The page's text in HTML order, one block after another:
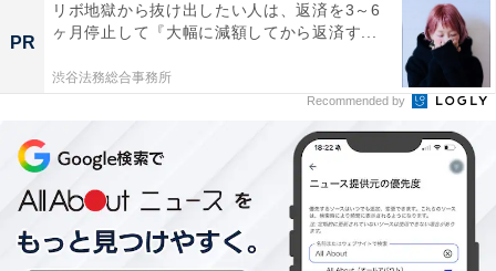
※回答者からのコメントは原文ママです
この記事の筆者：児玉 友梨 プロフィール
1987年東京都生まれ。フリーライター。地方に移住し、
農業の傍ら地域の魅力や暮らしに役立つ情報を中心に寄
7位までの全ランキング結果を見
PR
リボ地獄から抜け出したい人は、返済を3～6
ヶ月停止して『大幅に減額してから返済す...
渋谷法務総合事務所
Recommended by